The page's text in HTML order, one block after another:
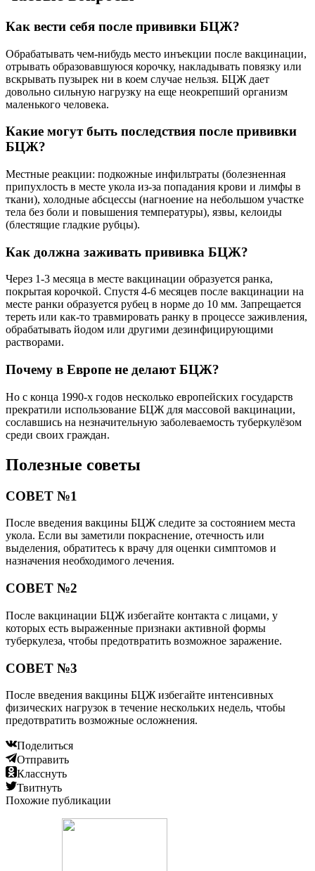
Как вести себя после прививки БЦЖ?
Обрабатывать чем-нибудь место инъекции после вакцинации,
отрывать образовавшуюся корочку, накладывать повязку или
вскрывать пузырек ни в коем случае нельзя. БЦЖ дает
довольно сильную нагрузку на еще неокрепший организм
маленького человека.
Какие могут быть последствия после прививки
БЦЖ?
Местные реакции: подкожные инфильтраты (болезненная
припухлость в месте укола из-за попадания крови и лимфы в
ткани), холодные абсцессы (нагноение на небольшом участке
тела без боли и повышения температуры), язвы, келоиды
(блестящие гладкие рубцы).
Как должна заживать прививка БЦЖ?
Через 1-3 месяца в месте вакцинации образуется ранка,
покрытая корочкой. Спустя 4-6 месяцев после вакцинации на
месте ранки образуется рубец в норме до 10 мм. Запрещается
тереть или как-то травмировать ранку в процессе заживления,
обрабатывать йодом или другими дезинфицирующими
растворами.
Почему в Европе не делают БЦЖ?
Но с конца 1990-х годов несколько европейских государств
прекратили использование БЦЖ для массовой вакцинации,
сославшись на незначительную заболеваемость туберкулёзом
среди своих граждан.
Полезные советы
СОВЕТ №1
После введения вакцины БЦЖ следите за состоянием места
укола. Если вы заметили покраснение, отечность или
выделения, обратитесь к врачу для оценки симптомов и
назначения необходимого лечения.
СОВЕТ №2
После вакцинации БЦЖ избегайте контакта с лицами, у
которых есть выраженные признаки активной формы
туберкулеза, чтобы предотвратить возможное заражение.
СОВЕТ №3
После введения вакцины БЦЖ избегайте интенсивных
физических нагрузок в течение нескольких недель, чтобы
предотвратить возможные осложнения.
Поделиться
Отправить
Класснуть
Твитнуть
Похожие публикации